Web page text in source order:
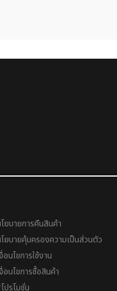
ยบายการคืนสินค้า
ยบายคุ้มครองความเป็นส่วนตัว
อนไขการใช้งาน
อนไขการซื้อสินค้า
ปรโมชั่น